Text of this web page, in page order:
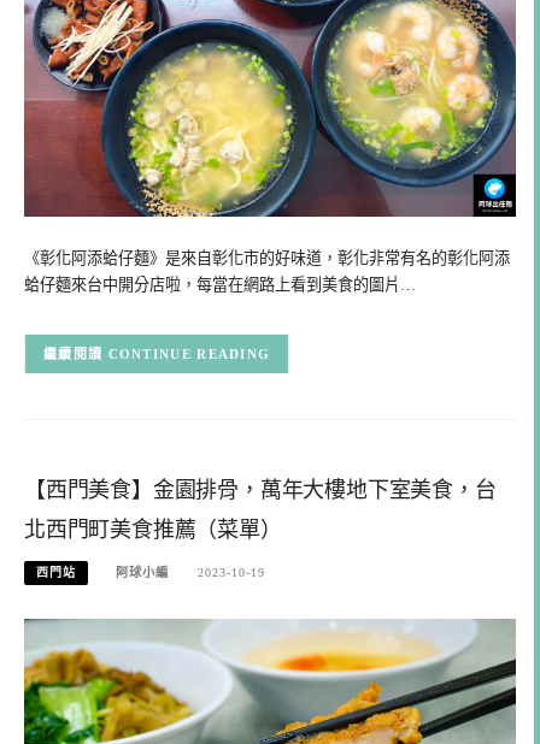
《彰化阿添蛤仔麵》是來自彰化市的好味道，彰化非常有名的彰化阿添
蛤仔麵來台中開分店啦，每當在網路上看到美食的圖片…
CONTINUE READING
【西門美食】金園排骨，萬年大樓地下室美食，台
北西門町美食推薦（菜單）
西門站 阿球小編 2023-10-19